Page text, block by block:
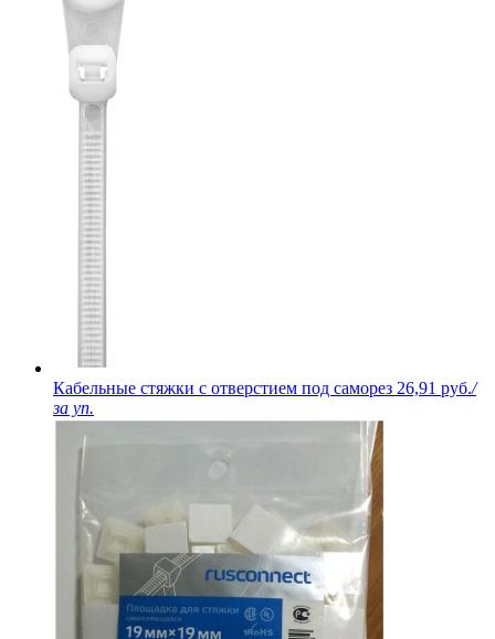
Кабельные стяжки с отверстием под саморез 26,91 руб./
за уп.